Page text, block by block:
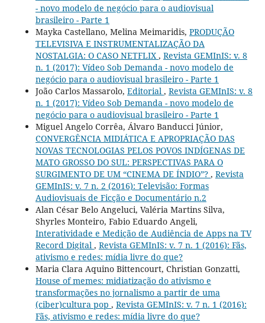
- novo modelo de negócio para o audiovisual
brasileiro - Parte 1
Mayka Castellano, Melina Meimaridis, PRODUÇÃO
TELEVISIVA E INSTRUMENTALIZAÇÃO DA
NOSTALGIA: O CASO NETFLIX , Revista GEMInIS: v. 8
n. 1 (2017): Vídeo Sob Demanda - novo modelo de
negócio para o audiovisual brasileiro - Parte 1
João Carlos Massarolo, Editorial , Revista GEMInIS: v. 8
n. 1 (2017): Vídeo Sob Demanda - novo modelo de
negócio para o audiovisual brasileiro - Parte 1
Miguel Angelo Corrêa, Álvaro Banducci Júnior,
CONVERGÊNCIA MIDIÁTICA E APROPRIAÇÃO DAS
NOVAS TECNOLOGIAS PELOS POVOS INDÍGENAS DE
MATO GROSSO DO SUL: PERSPECTIVAS PARA O
SURGIMENTO DE UM “CINEMA DE ÍNDIO”? , Revista
GEMInIS: v. 7 n. 2 (2016): Televisão: Formas
Audiovisuais de Ficção e Documentário n.2
Alan César Belo Angeluci, Valéria Martins Silva,
Shyrles Monteiro, Fabio Eduardo Angeli,
Interatividade e Medição de Audiência de Apps na TV
Record Digital , Revista GEMInIS: v. 7 n. 1 (2016): Fãs,
ativismo e redes: mídia livre do que?
Maria Clara Aquino Bittencourt, Christian Gonzatti,
House of memes: midiatização do ativismo e
transformações no jornalismo a partir de uma
(ciber)cultura pop , Revista GEMInIS: v. 7 n. 1 (2016):
Fãs, ativismo e redes: mídia livre do que?